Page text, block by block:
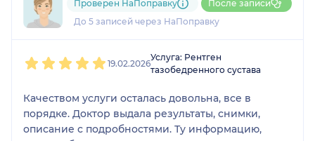
1 отзыв
До 5 записей через НаПоправку
Проверен НаПоправку После записи
19.02.2026
Услуга: Рентген
тазобедренного сустава
Качеством услуги осталась довольна, все в
порядке. Доктор выдала результаты, снимки,
описание с подробностями. Ту информацию,